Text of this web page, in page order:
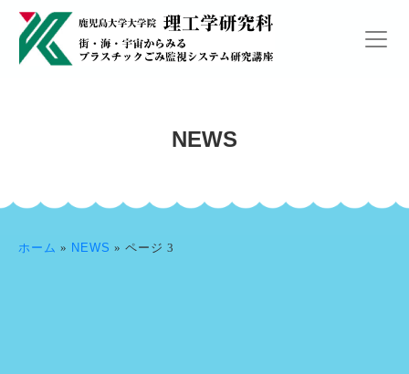
NEWS
ホーム » NEWS » ページ 3